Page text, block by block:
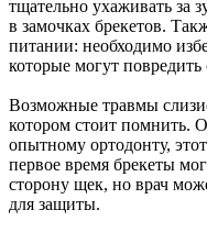
тщательно ухаживать за
в замочках брекетов.
питании: необходимо
которые могут повредить
Возможные травмы
котором стоит помнить.
опытному ортодонту,
первое время брекеты
сторону щек, но врач
для защиты.